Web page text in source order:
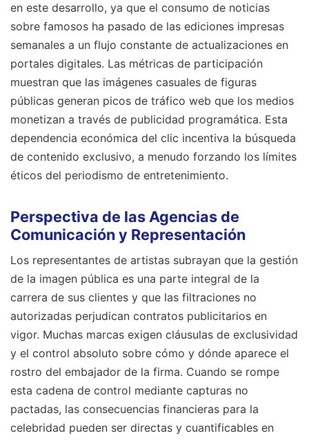
en este desarrollo, ya que el consumo de noticias
sobre famosos ha pasado de las ediciones impresas
semanales a un flujo constante de actualizaciones en
portales digitales. Las métricas de participación
muestran que las imágenes casuales de figuras
públicas generan picos de tráfico web que los medios
monetizan a través de publicidad programática. Esta
dependencia económica del clic incentiva la búsqueda
de contenido exclusivo, a menudo forzando los límites
éticos del periodismo de entretenimiento.
Perspectiva de las Agencias de
Comunicación y Representación
Los representantes de artistas subrayan que la gestión
de la imagen pública es una parte integral de la
carrera de sus clientes y que las filtraciones no
autorizadas perjudican contratos publicitarios en
vigor. Muchas marcas exigen cláusulas de exclusividad
y el control absoluto sobre cómo y dónde aparece el
rostro del embajador de la firma. Cuando se rompe
esta cadena de control mediante capturas no
pactadas, las consecuencias financieras para la
celebridad pueden ser directas y cuantificables en